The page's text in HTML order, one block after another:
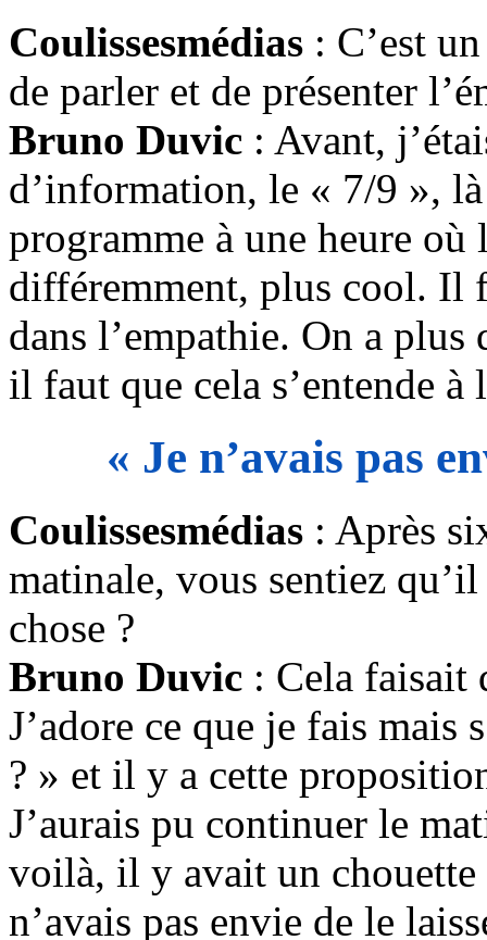
Coulissesmédias : C’est
de parler et de présenter
Bruno Duvic : Avant,
d’information, le « 7/9 »,
programme à une heure où
différemment, plus cool. Il
dans l’empathie. On a plus
il faut que cela s’entende à
« Je n’avais pas
Coulissesmédias : Après
matinale, vous sentiez
chose ?
Bruno Duvic : Cela faisait
J’adore ce que je fais mais
? » et il y a cette
J’aurais pu continuer le
voilà, il y avait un chouette
n’avais pas envie de le